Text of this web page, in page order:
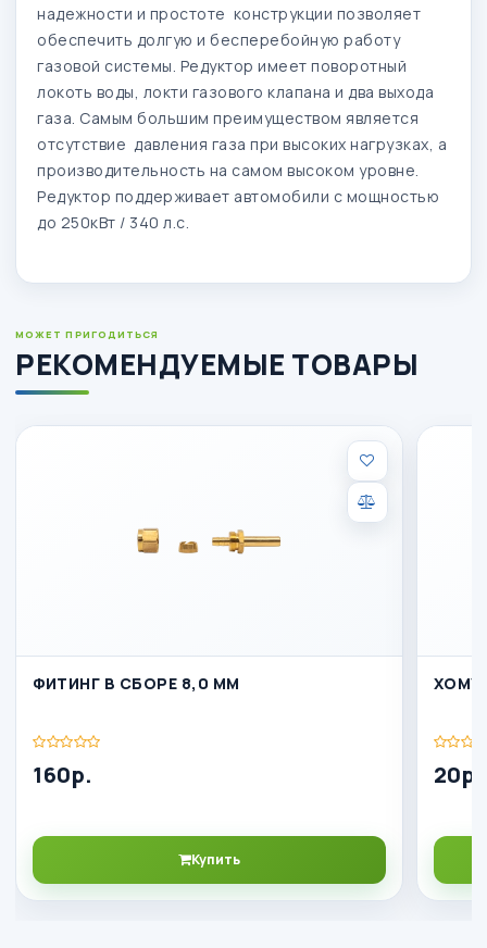
надежности и простоте конструкции позволяет
обеспечить долгую и бесперебойную работу
газовой системы. Редуктор имеет поворотный
локоть воды, локти газового клапана и два выхода
газа. Самым большим преимуществом является
отсутствие давления газа при высоких нагрузках, а
производительность на самом высоком уровне.
Редуктор поддерживает автомобили с мощностью
до 250кВт / 340 л.с.
МОЖЕТ ПРИГОДИТЬСЯ
РЕКОМЕНДУЕМЫЕ ТОВАРЫ
ФИТИНГ В СБОРЕ 8,0 ММ
160р.
Купить
20р.